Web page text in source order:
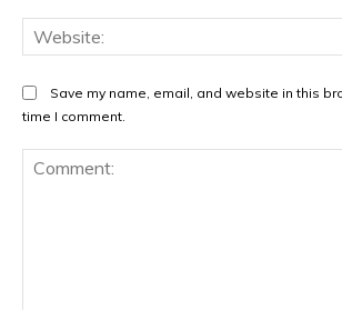
Save my name, email, and website in this
time I comment.